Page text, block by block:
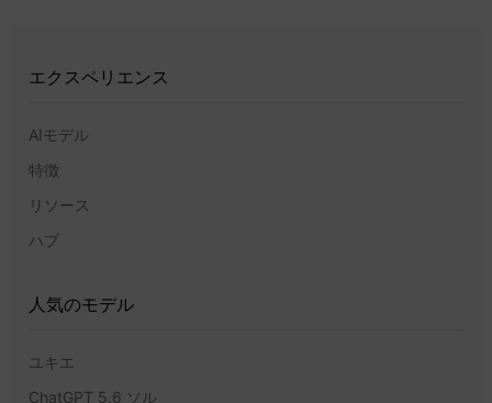
エクスペリエンス
AIモデル
特徴
リソース
ハブ
人気のモデル
ユキエ
ChatGPT 5.6 ソル